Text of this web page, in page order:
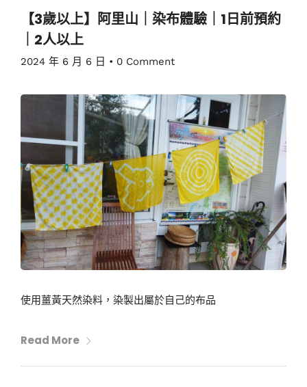
【3歲以上】阿里山｜染布體驗｜1日前預約
｜2人以上
2024 年 6 月 6 日 • 0 Comment
使用薑黃天然染料，染製出屬於自己的布品
Read More